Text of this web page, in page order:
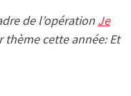
de l’opération Je
cette année: Et